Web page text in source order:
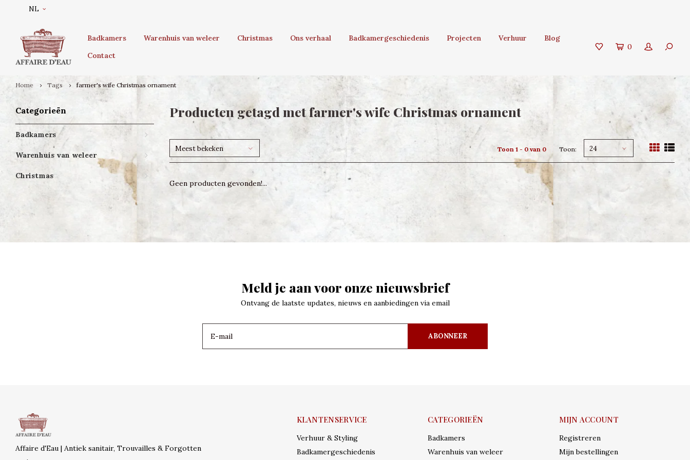
NL
Badkamers Warenhuis van weleer Christmas Ons verhaal Badkamergeschiedenis Projecten Verhuur
Blog
Contact
0
Home Tags farmer's wife Christmas ornament
Categorieën
Badkamers
Warenhuis van weleer
Christmas
Producten getagd met farmer's wife Christmas ornament
Meest bekeken Toon 1 - 0 van 0 Toon: 24
Geen producten gevonden!...
Meld je aan voor onze nieuwsbrief
Ontvang de laatste updates, nieuws en aanbiedingen via email
ABONNEER
Affaire d'Eau | Antiek sanitair, Trouvailles & Forgotten
KLANTENSERVICE
Verhuur & Styling
Badkamergeschiedenis
CATEGORIEËN
Badkamers
Warenhuis van weleer
MIJN ACCOUNT
Registreren
Mijn bestellingen